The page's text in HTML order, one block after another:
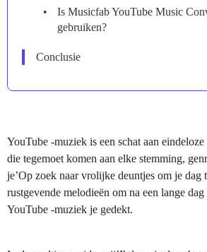
Is Musicfab YouTube Music
gebruiken?
Conclusie
YouTube -muziek is een schat aan
die tegemoet komen aan elke stemming,
je’Op zoek naar vrolijke deuntjes om je dag
rustgevende melodieën om na een lange
YouTube -muziek je gedekt.